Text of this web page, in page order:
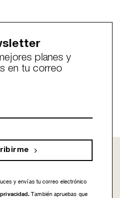
planes y
en tu correo
y envías tu correo electrónico
También apruebas que